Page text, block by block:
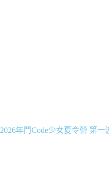
2026年鬥Code少女夏令營 第一